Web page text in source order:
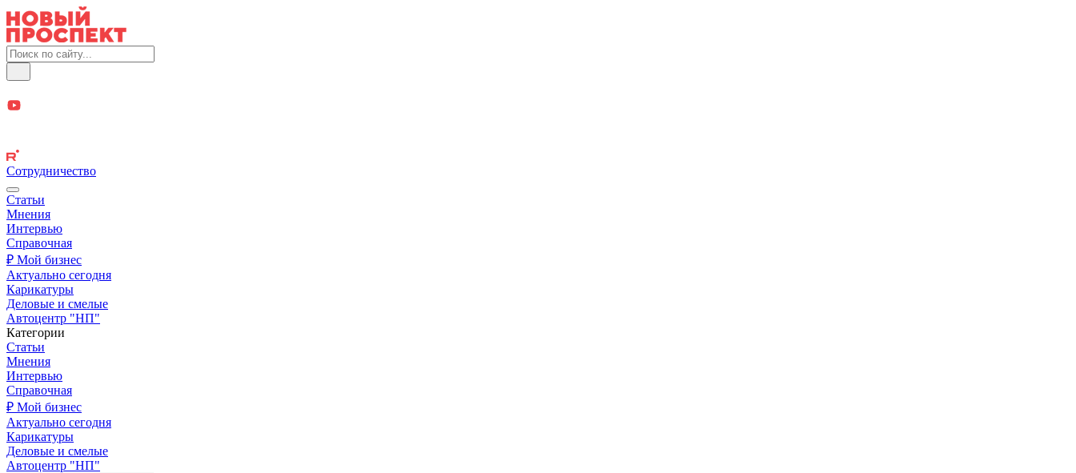
Сотрудничество
Статьи
Мнения
Интервью
Справочная
₽ Мой бизнес
Актуально сегодня
Карикатуры
Деловые и смелые
Автоцентр "НП"
Категории
Статьи
Мнения
Интервью
Справочная
₽ Мой бизнес
Актуально сегодня
Карикатуры
Деловые и смелые
Автоцентр "НП"